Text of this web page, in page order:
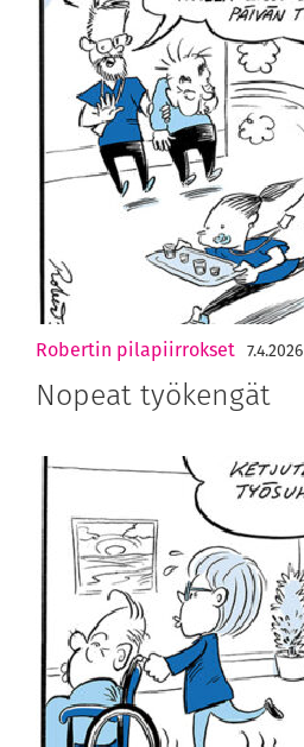
Robertin pilapiirrokset 7.4.2026
Nopeat työkengät